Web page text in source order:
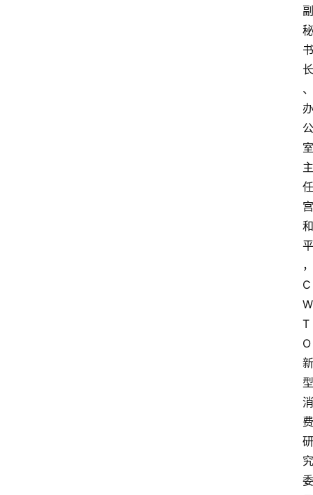
副
秘
书
长
、
办
公
室
主
任
宫
和
平
，
C
W
T
O
新
型
消
费
研
究
委